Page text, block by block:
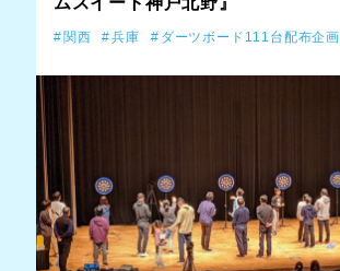
関西 兵庫 ダーツボード111台配布企画